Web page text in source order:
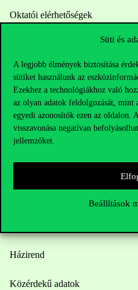
Süti és
A legjobb élmények biztosítása
sütiket használunk az
Ezekhez a technológiákhoz való
az olyan adatok feldolgozását, mint
egyedi azonosítók ezen az oldalon.
visszavonása negatívan
jellemzőket.
Beállítások
Oktatói elérhetőségek
HUB jelenlegi hallgatóinknak
Sajtó:press@uni-corvinus.hu
Házirend
Közérdekű adatok